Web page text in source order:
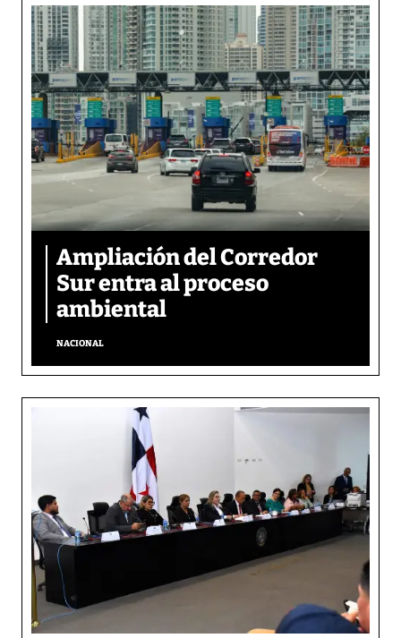
Ampliación del Corredor
Sur entra al proceso
ambiental
NACIONAL